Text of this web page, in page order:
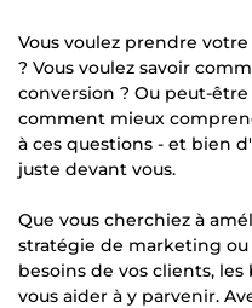
Vous voulez prendre
? Vous voulez savoir
conversion ? Ou peut-
comment mieux
à ces questions - et bien
juste devant vous.
Que vous cherchiez à
stratégie de marketing
besoins de vos clients,
vous aider à y parvenir.